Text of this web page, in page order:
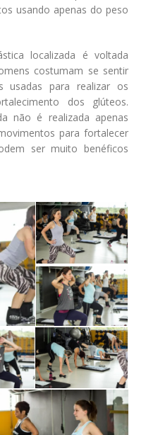
usando apenas do peso
localizada é voltada
costumam se sentir
usadas para realizar os
dos glúteos.
não é realizada apenas
para fortalecer
ser muito benéficos